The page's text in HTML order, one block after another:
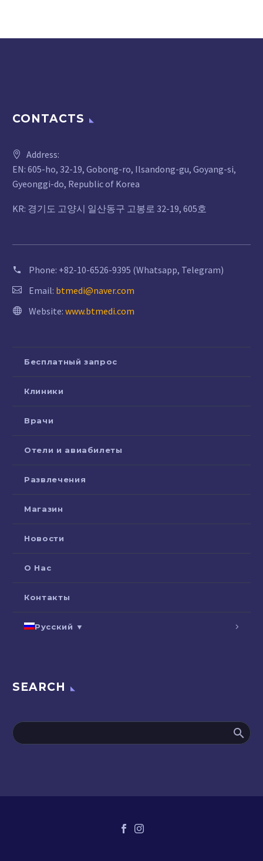
CONTACTS
Address:
EN: 605-ho, 32-19, Gobong-ro, Ilsandong-gu, Goyang-si,
Gyeonggi-do, Republic of Korea
KR: 경기도 고양시 일산동구 고봉로 32-19, 605호
Phone: +82-10-6526-9395 (Whatsapp, Telegram)
Email: btmedi@naver.com
Website: www.btmedi.com
Бесплатный запрос
Клиники
Врачи
Отели и авиабилеты
Развлечения
Магазин
Новости
О Нас
Контакты
Русский ▼
SEARCH